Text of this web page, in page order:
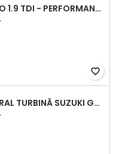
MIEZ TURBO 1.9 TDI - PERFORMANȚĂ FIABILĂ PENTRU AUDI, SEAT, SKODA ȘI VW
favorite_border
MIEZ CENTRAL TURBINĂ SUZUKI GRAND ESCUDO II 1.9 DDIS TRACȚIUNE INTEGRALĂ - MOTORIZARE 1.9L, 95 KW (129 CP)